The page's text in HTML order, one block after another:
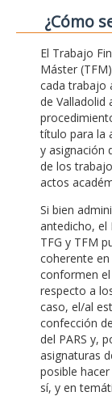
¿Cómo
El Trabajo
Máster
cada trabajo
de Valladolid
título para la
y asignación
de los
actos
Si bien
antedicho, el
TFG y TFM
coherente
conformen el
respecto a
caso, el/al
confección
del PARS y,
asignaturas
posible
sí, y en